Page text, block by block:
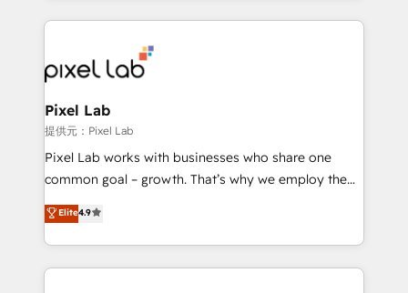
the marketing and technology end of HubSpot,
from end-to-end. Teams of marketing specialists,
developers, copywriters and designers work side by
side to meet the specific demands of every client
and project. Dedicated HubSpot teams combine all
skills for HubSpot projects from strategy to
implementation and training. Skilled in-house
complex API integrations with external platforms.
Working from several campuses across Belgium, The
Pixel Lab
提供元：Pixel Lab
Pixel Lab works with businesses who share one
common goal – growth. That’s why we employ the
latest innovations in disruptive technology in our
approach to web design, sales enablement and
inbound marketing that deliver month-on-month
growth for our client's businesses. These methods
Elite4.9